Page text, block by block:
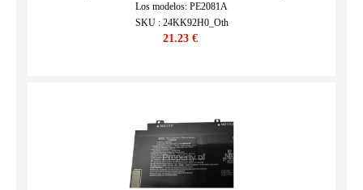
Los modelos: PE2081A
SKU : 24KK92H0_Oth
21.23 €